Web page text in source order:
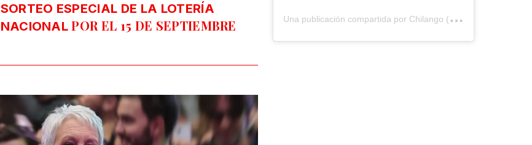
SORTEO ESPECIAL DE LA LOTERÍA
NACIONAL POR EL 15 DE SEPTIEMBRE U
na publicación compartida por Chilango (@chilangocom)